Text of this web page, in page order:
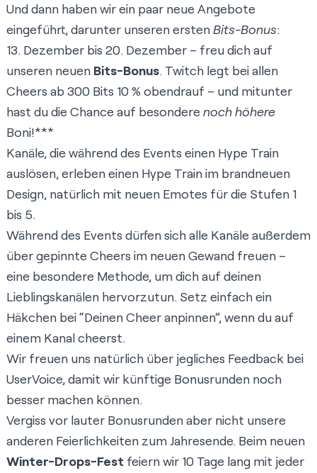
Und dann haben wir ein paar neue Angebote
eingeführt, darunter unseren erstenBits-Bonus:
13. Dezember bis 20. Dezember – freu dich auf
unseren neuen Bits-Bonus. Twitch legt bei allen
Cheers ab 300 Bits 10 % obendrauf – und mitunter
hast du die Chance auf besondere noch höhere
Boni!***
Kanäle, die während des Events einen Hype Train
auslösen, erleben einen Hype Train im brandneuen
Design, natürlich mit neuen Emotes für die Stufen 1
bis 5.
Während des Events dürfen sich alle Kanäle außerdem
über gepinnte Cheers im neuen Gewand freuen –
eine besondere Methode, um dich auf deinen
Lieblingskanälen hervorzutun. Setz einfach ein
Häkchen bei “Deinen Cheer anpinnen”, wenn du auf
einem Kanal cheerst.
Wir freuen uns natürlich über jegliches Feedback bei
UserVoice, damit wir künftige Bonusrunden noch
besser machen können.
Vergiss vor lauter Bonusrunden aber nicht unsere
anderen Feierlichkeiten zum Jahresende. Beim neuen
Winter-Drops-Fest feiern wir 10 Tage lang mit jeder